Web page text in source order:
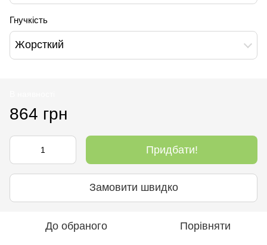
Гнучкість
Жорсткий
864 грн
Придбати!
Замовити швидко
До обраного Порівняти